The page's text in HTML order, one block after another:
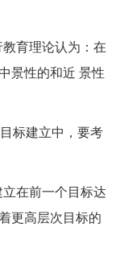
育理论认为：在
景性的和近 景性
标建立中，要考
在前一个目标达
更高层次目标的